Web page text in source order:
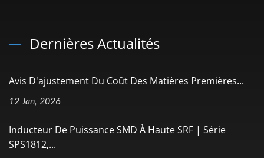
Dernières Actualités
Avis D'ajustement Du Coût Des Matières Premières...
12 Jan, 2026
Inducteur De Puissance SMD À Haute SRF | Série
SPS1812,...